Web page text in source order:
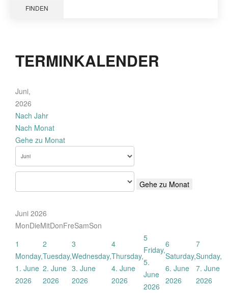
FINDEN
TERMINKALENDER
Juni,
2026
Nach Jahr
Nach Monat
Gehe zu Monat
Gehe zu Monat
Juni 2026
MonDieMitDonFreSamSon
1
Monday,
1. June
2026
2
Tuesday,
2. June
2026
3
Wednesday,
3. June
2026
4
Thursday,
4. June
2026
5
Friday,
5.
June
2026
6
Saturday,
6. June
2026
7
Sunday,
7. June
2026